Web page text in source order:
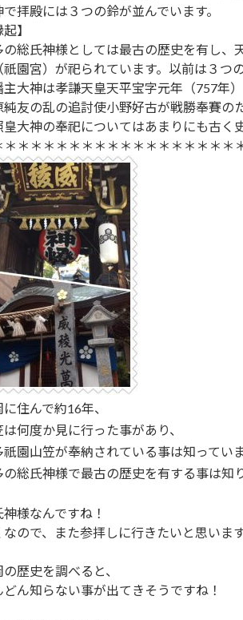
で拝殿には３つの鈴が並んでいます。
起】
の総氏神様としては最古の歴史を有し、
祇園宮）が祀られています。以前は３つ
主大神は孝謙天皇天平宝字元年（757年
純友の乱の追討使小野好古が戦勝奉賽の
皇大神の奉祀についてはあまりにも古く
＊＊＊＊＊＊＊＊＊＊＊＊＊＊＊＊＊＊
住んで約16年、
は何度か見に行った事があり、
祇園山笠が奉納されている事は知ってい
の総氏神様で最古の歴史を有する事は知
様なんですね！
なので、また参拝しに行きたいと思います
歴史を調べると、
どん知らない事が出てきそうですね！